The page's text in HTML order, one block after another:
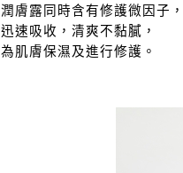
潤膚露同時含有修護微因子
迅速吸收，清爽不黏膩，
為肌膚保濕及進行修護。